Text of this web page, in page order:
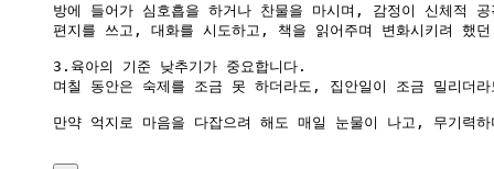
방에 들어가 심호흡을 하거나 찬물을 마시며, 감정이 신체적
편지를 쓰고, 대화를 시도하고, 책을 읽어주며 변화시키려 했
3.육아의 기준 낮추기가 중요합니다.
며칠 동안은 숙제를 조금 못 하더라도, 집안일이 조금 밀리더
만약 억지로 마음을 다잡으려 해도 매일 눈물이 나고, 무기력